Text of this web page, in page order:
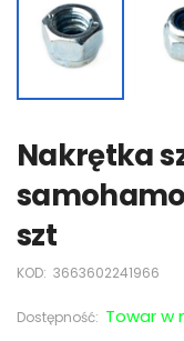
Nakrętka
szt
KOD: 3663602241966
Dostępność: Towar w